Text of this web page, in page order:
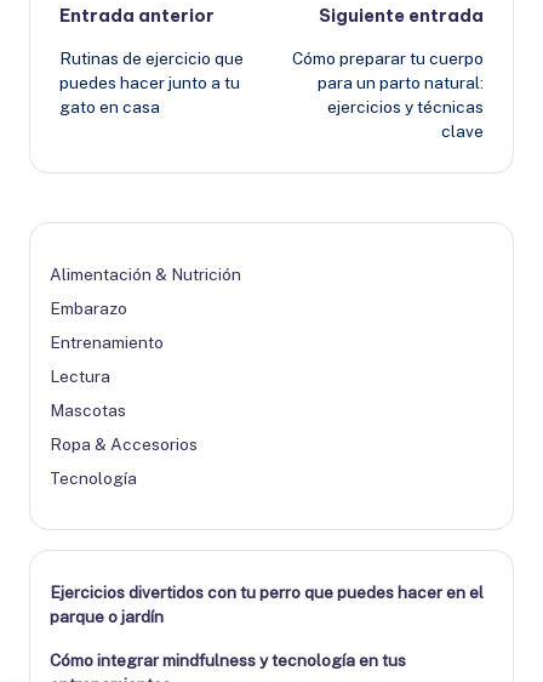
Navegación
de
entradas
Entrada anterior
Rutinas de ejercicio que
puedes hacer junto a tu
gato en casa
Siguiente entrada
Cómo preparar tu cuerpo
para un parto natural:
ejercicios y técnicas
clave
Alimentación & Nutrición
Embarazo
Entrenamiento
Lectura
Mascotas
Ropa & Accesorios
Tecnología
Ejercicios divertidos con tu perro que puedes hacer en el
parque o jardín
Cómo integrar mindfulness y tecnología en tus